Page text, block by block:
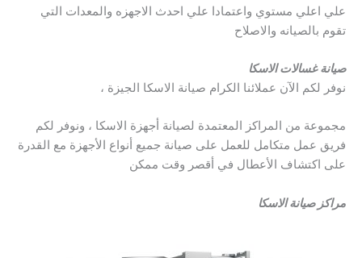
علي اعلي مستوي واعتمادا علي احدث الاجهزه والمعدات التي
تقوم بالصيانه والاصلاح
صيانة غسالات الاسكا
نوفر لكم الآن عملائنا الكرام صيانة الاسكا الجيزة ،
مجموعة من المراكز المعتمدة لصيانة أجهزة الاسكا ، ونوفر لكم
فريق عمل متكامل للعمل على صيانة جميع أنواع الأجهزة مع القدرة
على اكتشاف الأعطال في أقصر وقت ممكن
مراكز صيانة الاسكا